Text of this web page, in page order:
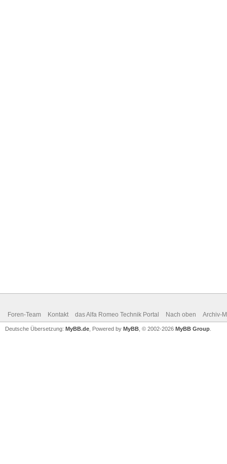
Foren-Team Kontakt das Alfa Romeo Technik Portal Nach oben Archiv-
Deutsche Übersetzung: MyBB.de , Powered by MyBB , © 2002-2026 MyBB Group